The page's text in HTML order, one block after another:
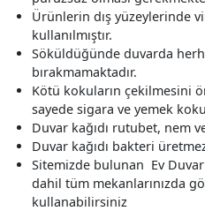
Ürünlerin dış yüzeylerinde
kullanılmıştır.
Söküldüğünde duvarda
bırakmamaktadır.
Kötü kokuların çekilmesini
sayede sigara ve yemek
Duvar kağıdı rutubet, nem
Duvar kağıdı bakteri
Sitemizde bulunan Ev Duvar
dahil tüm mekanlarınızda
kullanabilirsiniz